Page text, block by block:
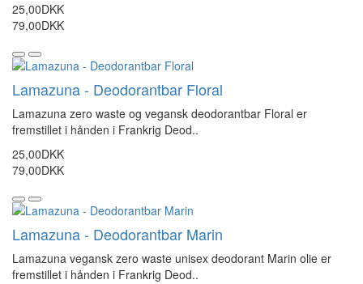
25,00DKK
79,00DKK
Lamazuna - Deodorantbar Floral
Lamazuna zero waste og vegansk deodorantbar Floral er
fremstillet i hånden i Frankrig Deod..
25,00DKK
79,00DKK
Lamazuna - Deodorantbar Marin
Lamazuna vegansk zero waste unisex deodorant Marin olie er
fremstillet i hånden i Frankrig Deod..